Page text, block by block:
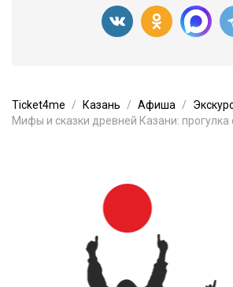
Ticket4me Казань Афиша
Мифы и сказки древней Казани: